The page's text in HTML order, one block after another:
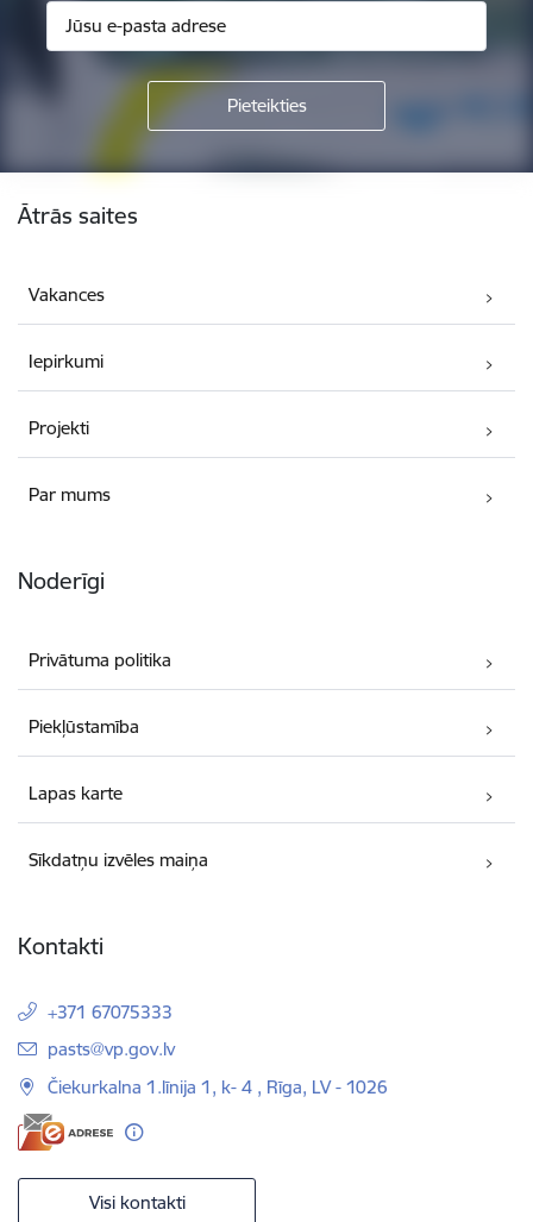
Ātrās saites
Vakances
Iepirkumi
Projekti
Par mums
Noderīgi
Privātuma politika
Piekļūstamība
Lapas karte
Sīkdatņu izvēles maiņa
Kontakti
+371 67075333
E-pasts:
pasts@vp.gov.lv
Čiekurkalna 1.līnija 1, k- 4 , Rīga, LV - 1026
Visi kontakti